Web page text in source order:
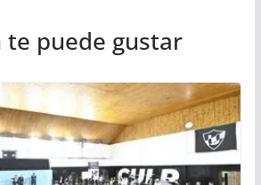
te puede gustar